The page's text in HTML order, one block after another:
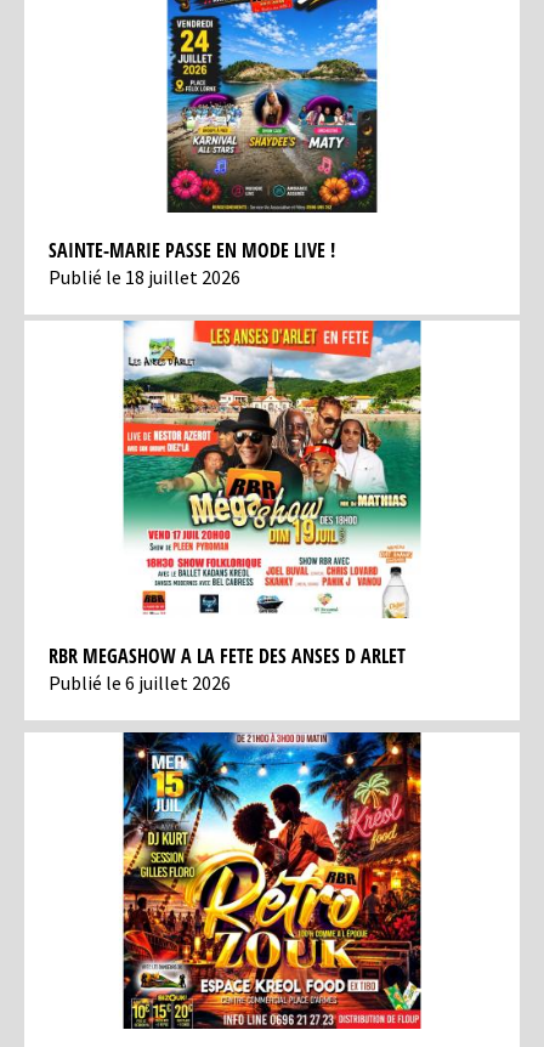
SAINTE-MARIE PASSE EN MODE LIVE !
Publié le 18 juillet 2026
RBR MEGASHOW A LA FETE DES ANSES D ARLET
Publié le 6 juillet 2026